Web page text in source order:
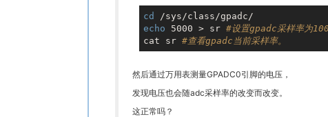
cd
echo 5000 > sr #设置gpadc采样率为
cat sr #查看gpadc当前采样率。
然后通过万用表测量GPADC0引脚的电压，
发现电压也会随adc采样率的改变而改变。
这正常吗？